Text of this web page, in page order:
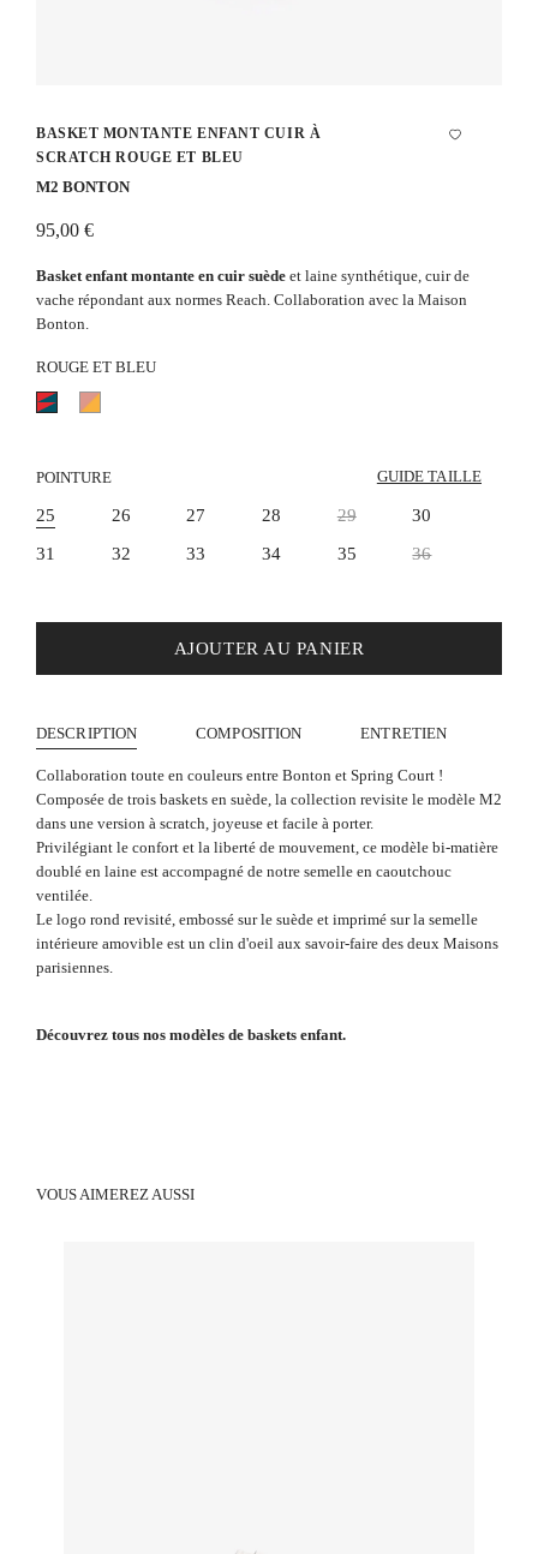
BASKET MONTANTE ENFANT CUIR À
SCRATCH ROUGE ET BLEU
M2 BONTON
95,00 €
Basket enfant montante en cuir suède et laine synthétique, cuir de
vache répondant aux normes Reach. Collaboration avec la Maison
Bonton.
ROUGE ET BLEU
Rouge
Bleu
POINTURE
25 26 27 28 29
30
31
32 33 34 35 36
GUIDE TAILLE
AJOUTER AU PANIER
DESCRIPTION COMPOSITION ENTRETIEN
Collaboration toute en couleurs entre Bonton et Spring Court !
Composée de trois baskets en suède, la collection revisite le modèle M2
dans une version à scratch, joyeuse et facile à porter.
Privilégiant le confort et la liberté de mouvement, ce modèle bi-matière
doublé en laine est accompagné de notre semelle en caoutchouc
ventilée.
Le logo rond revisité, embossé sur le suède et imprimé sur la semelle
intérieure amovible est un clin d'oeil aux savoir-faire des deux Maisons
parisiennes.
Découvrez tous nos modèles de baskets enfant.
VOUS AIMEREZ AUSSI